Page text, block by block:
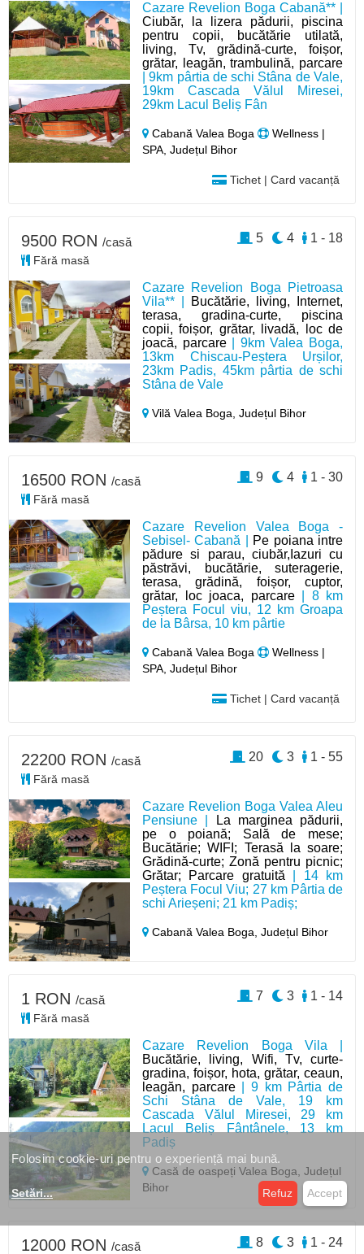
Cazare Revelion Boga Cabană** |
Ciubăr, la lizera pădurii, piscina
pentru copii, bucătărie utilată,
living, Tv, grădină-curte, foișor,
grătar, leagăn, trambulină, parcare
| 9km pârtia de schi Stâna de Vale,
19km Cascada Vălul Miresei,
29km Lacul Beliș Fân
Cabană Valea Boga
Wellness |
SPA, Județul Bihor
Tichet | Card vacanță
Cazare Revelion Boga Pietroasa
Vila** |
Bucătărie, living, Internet,
terasa, gradina-curte, piscina
copii, foișor, grătar, livadă, loc de
joacă, parcare| 9km Valea Boga,
13km Chiscau-Peștera Urșilor,
23km Padis, 45km pârtia de schi
Stâna de Vale
Vilă Valea Boga,Județul Bihor
9500 RON /casă
Fără masă
1 - 18
4
5
Cazare Revelion Valea Boga -
Sebisel- Cabană |
Pe poiana intre
pădure si parau, ciubăr,Iazuri cu
păstrăvi, bucătărie, suteragerie,
terasa, grădină, foișor, cuptor,
grătar, loc joaca, parcare| 8 km
Peștera Focul viu, 12 km Groapa
de la Bârsa, 10 km pârtie
Cabană Valea Boga
Wellness |
SPA, Județul Bihor
Tichet | Card vacanță
16500 RON /casă
Fără masă
1 - 30
4
9
Cazare Revelion Boga Valea Aleu
Pensiune |
La marginea pădurii,
pe o poiană; Sală de mese;
Bucătărie; WIFI; Terasă la soare;
Grădină-curte; Zonă pentru picnic;
Grătar; Parcare gratuită | 14 km
Peștera Focul Viu; 27 km Pârtia de
schi Arieșeni; 21 km Padiș;
Cabană Valea Boga,Județul Bihor
22200 RON /casă
Fără masă
1 - 55
3
20
Cazare Revelion Boga Vila |
Bucătărie, living, Wifi, Tv, curte-
gradina, foișor, hota, grătar, ceaun,
leagăn, parcare| 9 km Pârtia de
Schi Stâna de Vale, 19 km
Cascada Vălul Miresei, 29 km
Lacul Beliș Fântânele, 13 km
Padiș
Casă de oaspeți Valea Boga,Județul
Bihor
1 RON /casă
Fără masă
1 - 14
3
7
12000 RON /casă 1 - 24
3
8
Folosim cookie-uri pentru o experiență mai bună.
Setări... Refuz Accept